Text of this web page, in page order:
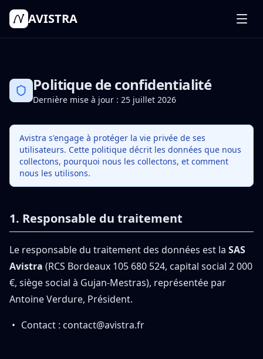
AVISTRA
Tarifs
Connexion
Politique de confidentialité
Dernière mise à jour : 25 juillet 2026
Avistra s'engage à protéger la vie privée de ses
utilisateurs. Cette politique décrit les données que nous
collectons, pourquoi nous les collectons, et comment
nous les utilisons.
1. Responsable du traitement
Le responsable du traitement des données est la SAS
Avistra (RCS Bordeaux 105 680 524, capital social 2 000
€, siège social à Gujan-Mestras), représentée par
Antoine Verdure, Président.
Contact : contact@avistra.fr